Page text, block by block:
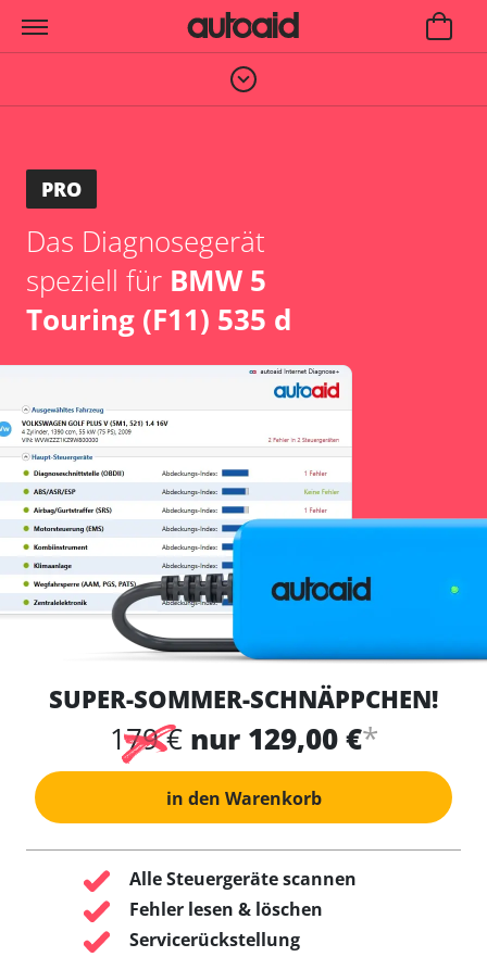
PRO
Das Diagnosegerät
speziell für BMW 5
Touring (F11) 535 d
SUPER-SOMMER-SCHNÄPPCHEN!
179 € nur 129,00 €*
in den Warenkorb
Alle Steuergeräte scannen
Fehler lesen & löschen
Servicerückstellung